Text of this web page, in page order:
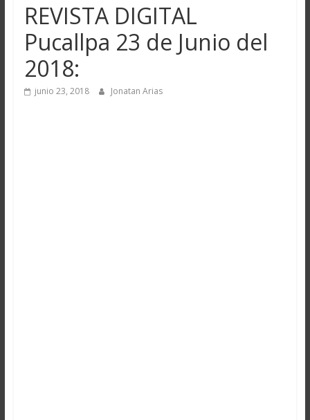
REVISTA DIGITAL
Pucallpa 23 de Junio del
2018:
junio 23, 2018 Jonatan Arias